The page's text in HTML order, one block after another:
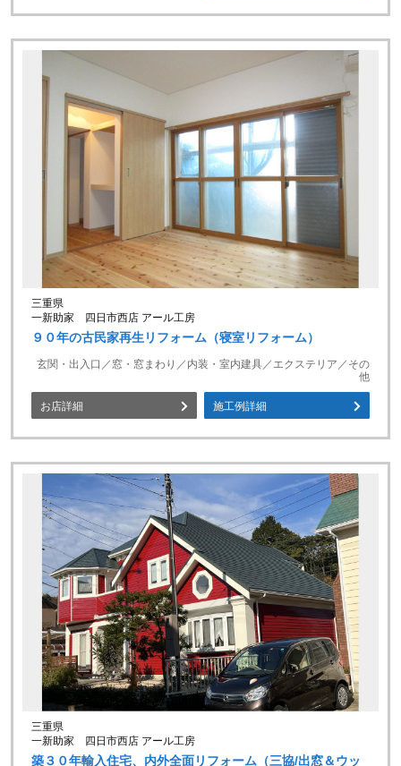
三重県
一新助家 四日市西店 アール工房
９０年の古民家再生リフォーム（寝室リフォーム）
玄関・出入口／窓・窓まわり／内装・室内建具／エクステリア／その
他
お店詳細 施工例詳細
三重県
一新助家 四日市西店 アール工房
築３０年輸入住宅、内外全面リフォーム（三協/出窓＆ウッ